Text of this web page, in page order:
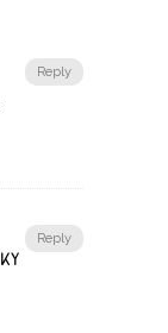
Reply
Reply